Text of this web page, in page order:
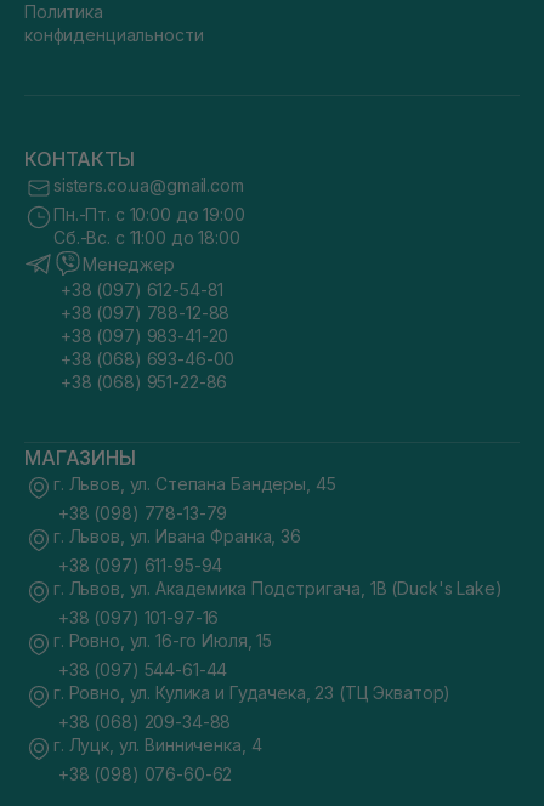
Политика
конфиденциальности
КОНТАКТЫ
sisters.co.ua@gmail.com
Пн.-Пт. с 10:00 до 19:00
Сб.-Вс. с 11:00 до 18:00
Менеджер
+38 (097) 612-54-81
+38 (097) 788-12-88
+38 (097) 983-41-20
+38 (068) 693-46-00
+38 (068) 951-22-86
МАГАЗИНЫ
г. Львов, ул. Степана Бандеры, 45
+38 (098) 778-13-79
г. Львов, ул. Ивана Франка, 36
+38 (097) 611-95-94
г. Львов, ул. Академика Подстригача, 1В (Duck's Lake)
+38 (097) 101-97-16
г. Ровно, ул. 16-го Июля, 15
+38 (097) 544-61-44
г. Ровно, ул. Кулика и Гудачека, 23 (ТЦ Экватор)
+38 (068) 209-34-88
г. Луцк, ул. Винниченка, 4
+38 (098) 076-60-62